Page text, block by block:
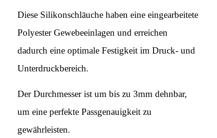
Diese Silikonschläuche haben eine eingearbeitete
Polyester Gewebeeinlagen und erreichen
dadurch eine optimale Festigkeit im Druck- und
Unterdruckbereich.
Der Durchmesser ist um bis zu 3mm dehnbar,
um eine perfekte Passgenauigkeit zu
gewährleisten.